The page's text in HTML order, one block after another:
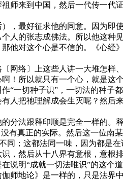
师来到中国，然后一代传一
最好征求他的同意。因为即
人的张志成佛法。所以他这
对这个心是不信的。《心经
络〕上这些人讲一大堆怎样
！所以就只有一个心，就是
“一切种子识”，一切法的种
人把祂理解成会生灭呢？然
法跟释印顺是完全一样的。
有真正的实际。然后这一位
同；这都法同一味，因为都是
，然后从十八界有意根，意
说明“成就一切法唯识”的这
师地论》是一样的，只是法界